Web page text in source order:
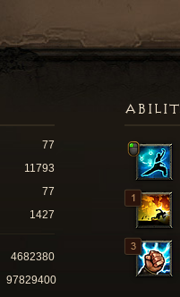
77
11793
77
1427
4682380
97829400